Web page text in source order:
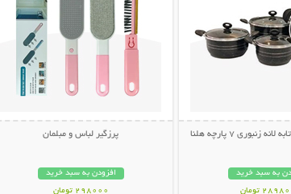
زنبوری 7 پارچه هلنا
به سبد خرید
تومان
پرزگیر لباس و مبلمان
افزودن به سبد خرید
298000 تومان